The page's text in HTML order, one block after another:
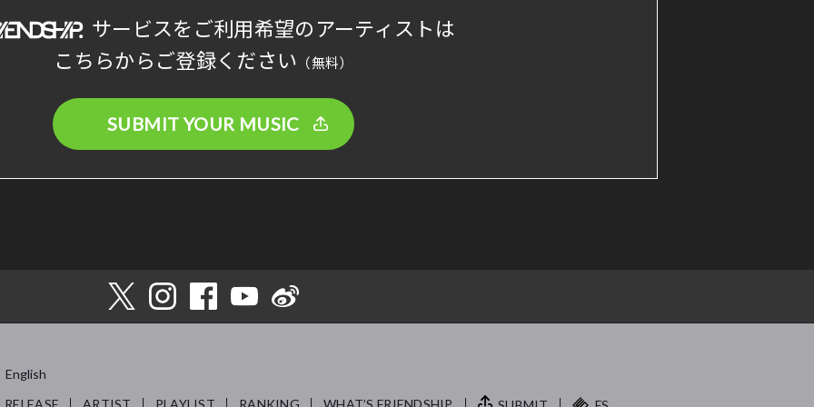
サービスをご利用希望のアーティストは
こちらからご登録ください （無料）
SUBMIT YOUR MUSIC
English
RELEASE ARTIST PLAYLIST RANKING WHAT’S FRIENDSHIP.